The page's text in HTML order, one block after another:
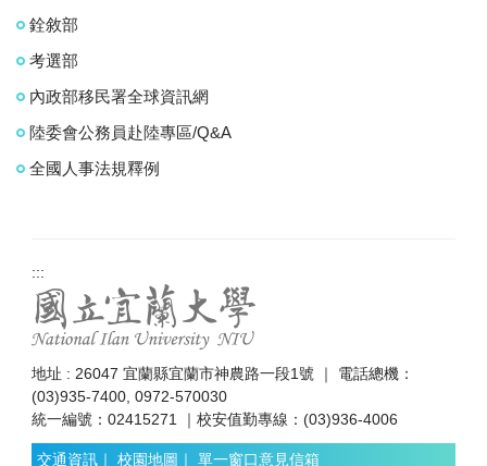
銓敘部
考選部
內政部移民署全球資訊網
陸委會公務員赴陸專區/Q&A
全國人事法規釋例
:::
地址 : 26047 宜蘭縣宜蘭市神農路一段1號 ｜ 電話總機：
(03)935-7400, 0972-570030
統一編號：02415271 ｜校安值勤專線：(03)936-4006
交通資訊 ｜ 校園地圖 ｜ 單一窗口意見信箱